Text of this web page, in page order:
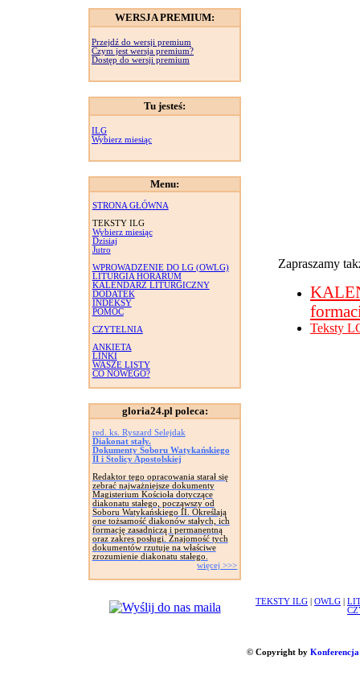
WERSJA PREMIUM:
Przejdź do wersji premium
Czym jest wersja premium?
Dostęp do wersji premium
Tu jesteś:
ILG
Wybierz miesiąc
Menu:
STRONA GŁÓWNA
TEKSTY ILG
Wybierz miesiąc
Dzisiaj
Jutro
WPROWADZENIE DO LG (OWLG)
LITURGIA HORARUM
KALENDARZ LITURGICZNY
DODATEK
INDEKSY
POMOC
CZYTELNIA
ANKIETA
LINKI
WASZE LISTY
CO NOWEGO?
gloria24.pl poleca:
red. ks. Ryszard Selejdak
Diakonat stały.
Dokumenty Soboru Watykańskiego
II i Stolicy Apostolskiej
Redaktor tego opracowania starał się
zebrać najważniejsze dokumenty
Magisterium Kościoła dotyczące
diakonatu stałego, począwszy od
Soboru Watykańskiego II. Określają
one tożsamość diakonów stałych, ich
formację zasadniczą i permanentną
oraz zakres posługi. Znajomość tych
dokumentów rzutuje na właściwe
zrozumienie diakonatu stałego.
więcej >>>
Zapraszamy
Teksty
TEKSTY ILG OWLG
© Copyright by Konferencja